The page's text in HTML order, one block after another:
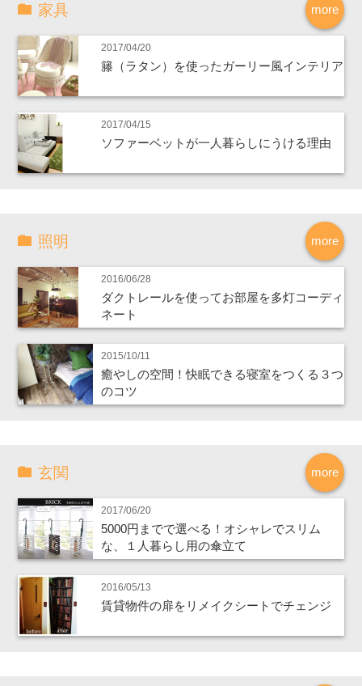
more
家具
2017/04/20
籐（ラタン）を使ったガーリー風インテリア
2017/04/15
ソファーベットが一人暮らしにうける理由
more
照明
2016/06/28
ダクトレールを使ってお部屋を多灯コーディ
ネート
2015/10/11
癒やしの空間！快眠できる寝室をつくる３つ
のコツ
more
玄関
2017/06/20
5000円までで選べる！オシャレでスリム
な、１人暮らし用の傘立て
2016/05/13
賃貸物件の扉をリメイクシートでチェンジ